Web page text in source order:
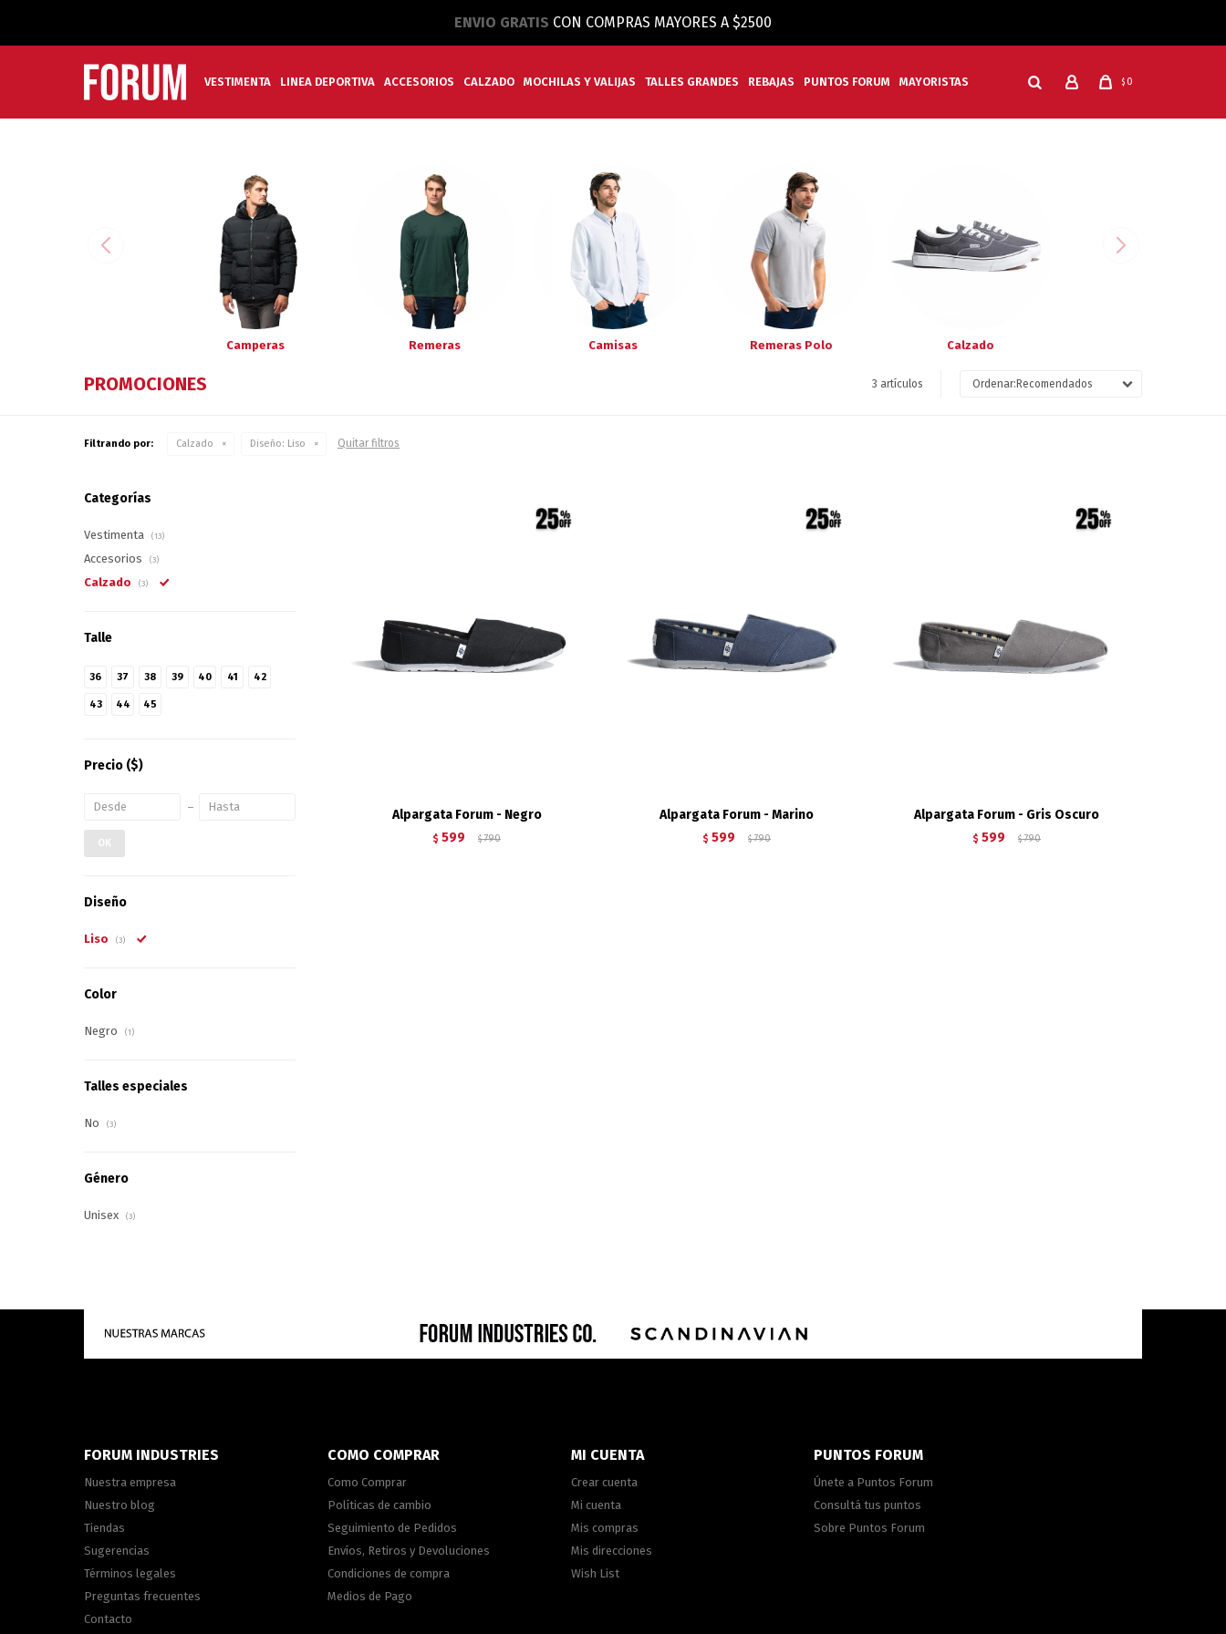
ENVIO GRATIS CON COMPRAS MAYORES A $2500
VESTIMENTA LINEA DEPORTIVA ACCESORIOS CALZADO MOCHILAS Y VALIJAS TALLES GRANDES REBAJAS PUNTOS FORUM MAYORISTAS $ 0
Camperas Remeras Camisas Remeras Polo Calzado
PROMOCIONES 3 artículos Recomendados
Filtrando por: Calzado Diseño: Liso Quitar filtros
Alpargata Forum - Negro
$ 599 $ 790
Alpargata Forum - Marino
$ 599 $ 790
Alpargata Forum - Gris Oscuro
$ 599 $ 790
Categorías
Vestimenta (13)
Accesorios (3)
Calzado (3)
Talle
36 37 38 39 40 41 42
43 44 45
Precio ($)
OK
Diseño
Liso (3)
Color
Negro (1)
Talles especiales
No (3)
Género
Unisex (3)
FORUM INDUSTRIES
Nuestra empresa
Nuestro blog
Tiendas
Sugerencias
Términos legales
Preguntas frecuentes
Contacto
COMO COMPRAR
Como Comprar
Políticas de cambio
Seguimiento de Pedidos
Envíos, Retiros y Devoluciones
Condiciones de compra
Medios de Pago
MI CUENTA
Crear cuenta
Mi cuenta
Mis compras
Mis direcciones
Wish List
PUNTOS FORUM
Únete a Puntos Forum
Consultá tus puntos
Sobre Puntos Forum